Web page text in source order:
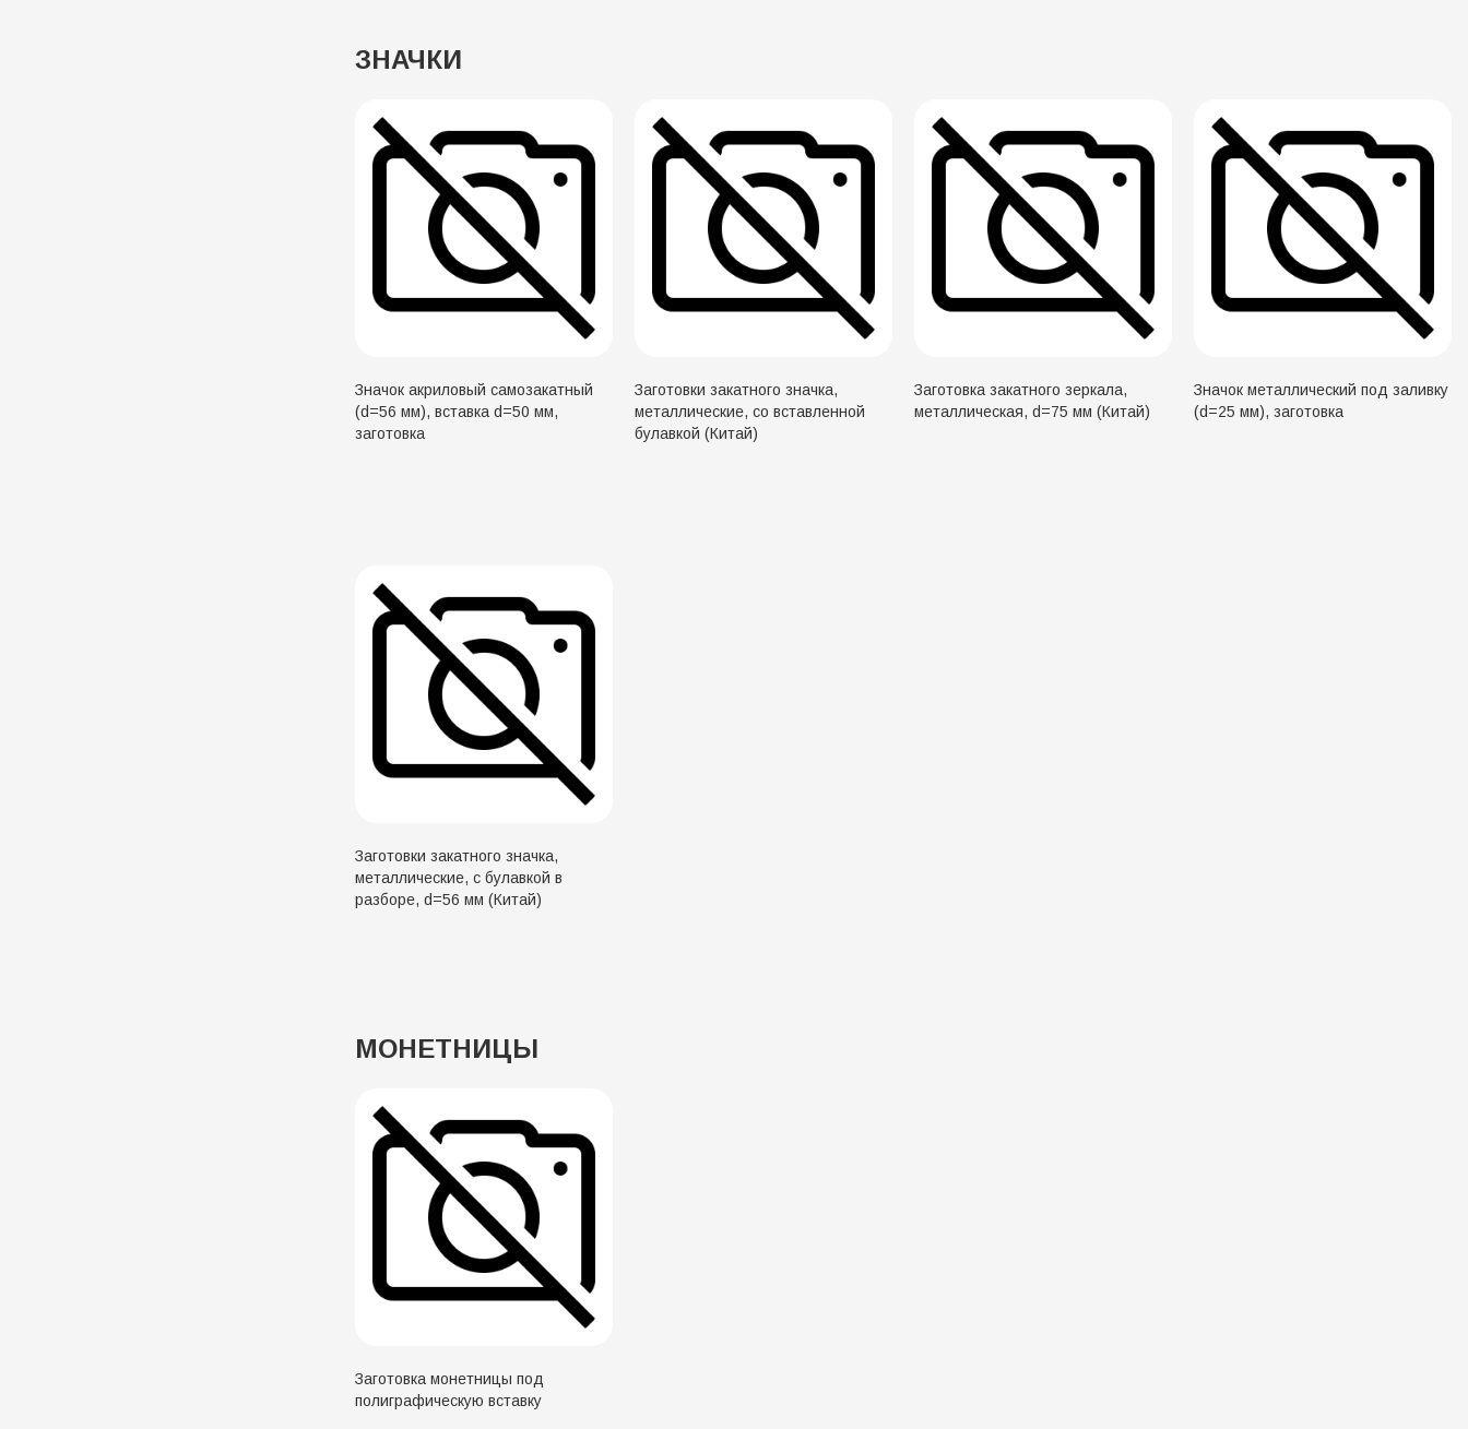
ЗНАЧКИ
Значок акриловый самозакатный
(d=56 мм), вставка d=50 мм,
заготовка
Заготовки закатного значка,
металлические, cо вставленной
булавкой (Китай)
Заготовка закатного зеркала,
металлическая, d=75 мм (Китай)
Значок металлический под заливку
(d=25 мм), заготовка
Заготовки закатного значка,
металлические, c булавкой в
разборе, d=56 мм (Китай)
МОНЕТНИЦЫ
Заготовка монетницы под
полиграфическую вставку